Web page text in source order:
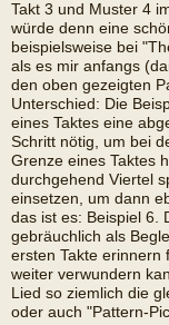
Takt 3 und Muster 4
würde denn eine
beispielsweise bei
als es mir anfangs
den oben gezeigten
Unterschied: Die
eines Taktes eine
Schritt nötig, um bei
Grenze eines Taktes
durchgehend Viertel
einsetzen, um dann
das ist es: Beispiel 6.
gebräuchlich als
ersten Takte erinnern
weiter verwundern
Lied so ziemlich die
oder auch "Pattern-